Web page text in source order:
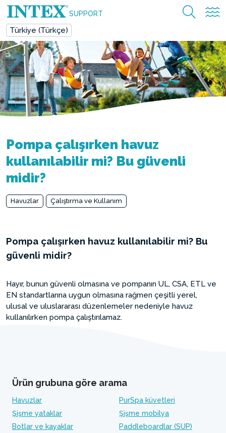
SUPPORT
Türkiye (Türkçe)
Pompa çalışırken havuz
kullanılabilir mi? Bu güvenli
midir?
Havuzlar Çalıştırma ve Kullanım
Pompa çalışırken havuz kullanılabilir mi? Bu
güvenli midir?
Hayır, bunun güvenli olmasına ve pompanın UL, CSA, ETL ve
EN standartlarına uygun olmasına rağmen çeşitli yerel,
ulusal ve uluslararası düzenlemeler nedeniyle havuz
kullanılırken pompa çalıştırılamaz.
Ürün grubuna göre arama
Havuzlar
PurSpa küvetleri
Şişme yataklar
Şişme mobilya
Botlar ve kayaklar
Paddleboardlar (SUP)